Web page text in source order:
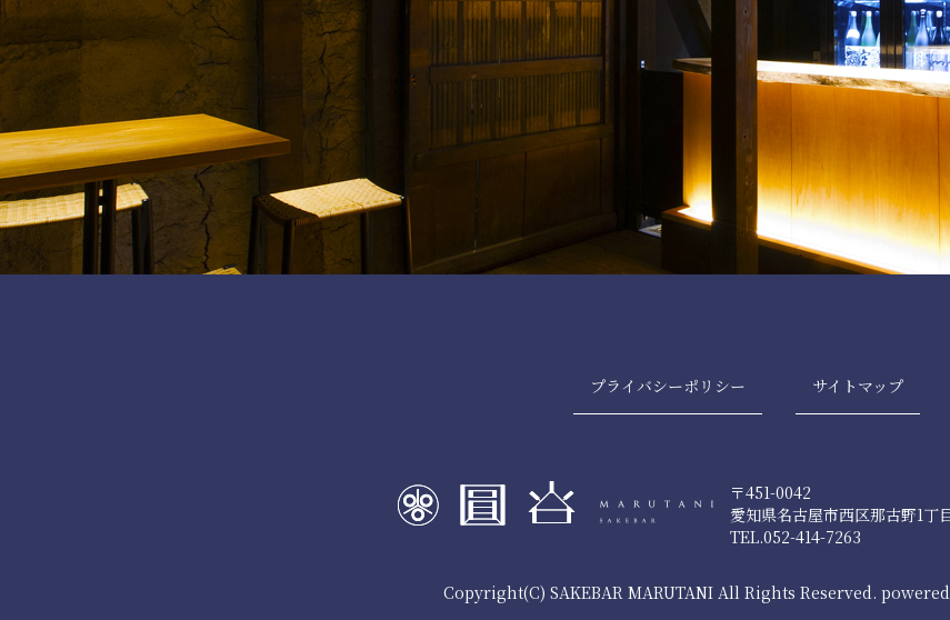
プライバシーポリシー サイトマップ
〒451-0042
愛知県名古屋市西区那古野1丁
TEL.052-414-7263
Copyright(C) SAKEBAR MARUTANI All Rights Reserved.